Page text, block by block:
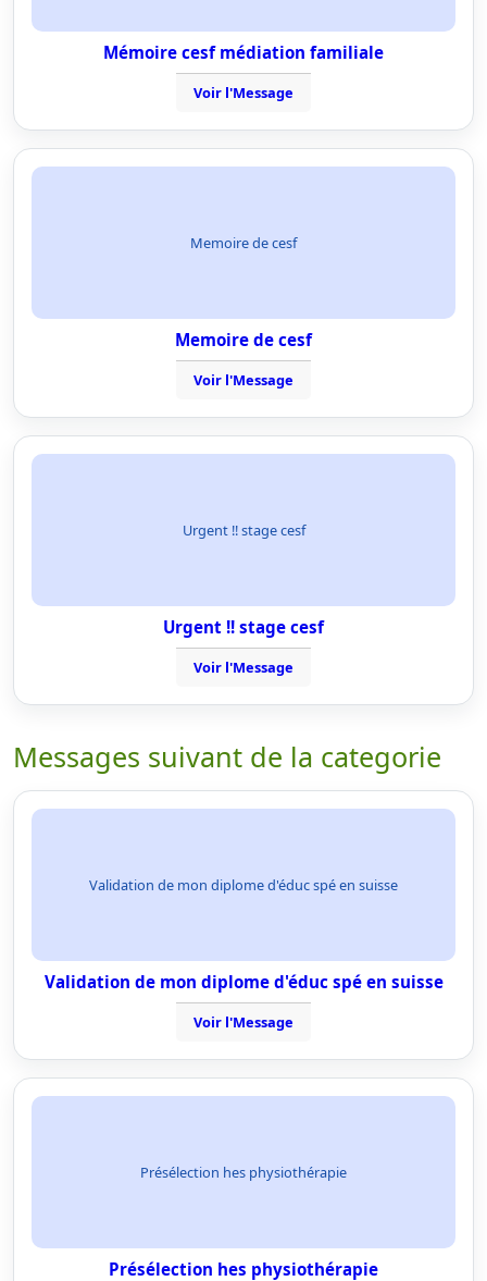
Mémoire cesf médiation familiale
Voir l'Message
Memoire de cesf
Memoire de cesf
Voir l'Message
Urgent !! stage cesf
Urgent !! stage cesf
Voir l'Message
Messages suivant de la categorie
Validation de mon diplome d'éduc spé en suisse
Validation de mon diplome d'éduc spé en suisse
Voir l'Message
Présélection hes physiothérapie
Présélection hes physiothérapie